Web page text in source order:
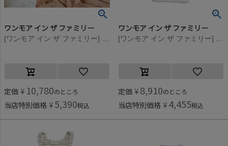
ワンモア イン ザ ファミリー
[ワンモア イン ザ ファミリー] CIRO(チェック柄サロペット) チェック(111)
定価 ¥ 10,780のところ
当店特別価格 ¥ 5,390税込
ワンモア イン ザ ファミリー
[ワンモア イン ザ ファミリー] GINA(総柄ワンピース) アイボリー(101)
定価 ¥ 8,910のところ
当店特別価格 ¥ 4,455税込